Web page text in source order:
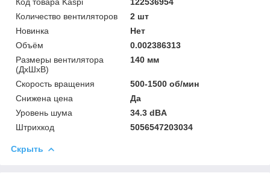
Количество вентиляторов
2 шт
Новинка
Нет
Объём
0.002386313
Размеры вентилятора
(ДхШхВ)
140 мм
Скорость вращения
500-1500 об/мин
Снижена цена
Да
Уровень шума
34.3 dBA
Штрихкод
5056547203034
Скрыть